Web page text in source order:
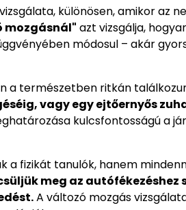
különösen, amikor az
mozgásnál" azt vizsgálja,
módosul – akár
a természetben ritkán
vagy egy ejtőernyős
kulcsfontosságú a
a fizikát tanulók, hanem
meg az
A változó mozgás